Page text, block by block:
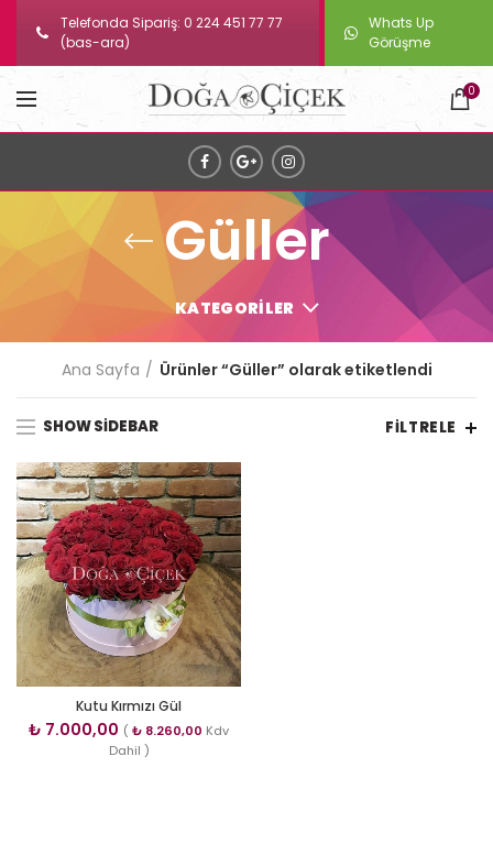
Telefonda Sipariş: 0 224 451 77 77
(bas-ara)
Whats Up
Görüşme
0
Güller
KATEGORILER
Ana Sayfa Ürünler “Güller” olarak etiketlendi
SHOW SIDEBAR FILTRELE
Kutu Kırmızı Gül
₺ 7.000,00 ( ₺ 8.260,00 Kdv
Dahil )